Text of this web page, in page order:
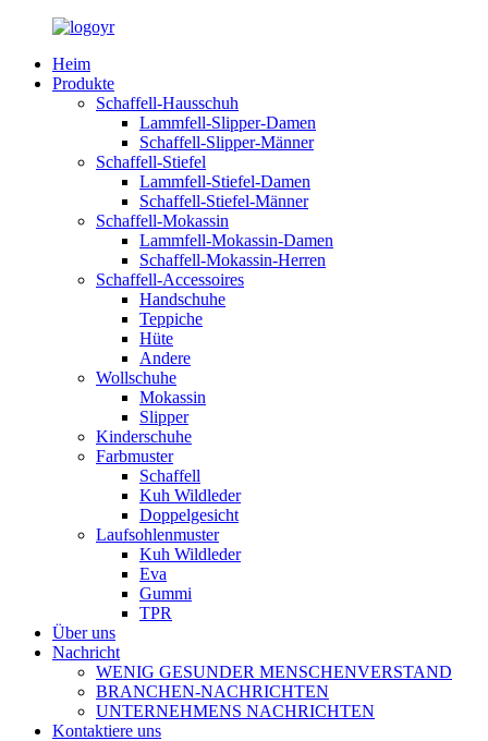
Heim
Produkte
Schaffell-Hausschuh
Lammfell-Slipper-Damen
Schaffell-Slipper-Männer
Schaffell-Stiefel
Lammfell-Stiefel-Damen
Schaffell-Stiefel-Männer
Schaffell-Mokassin
Lammfell-Mokassin-Damen
Schaffell-Mokassin-Herren
Schaffell-Accessoires
Handschuhe
Teppiche
Hüte
Andere
Wollschuhe
Mokassin
Slipper
Kinderschuhe
Farbmuster
Schaffell
Kuh Wildleder
Doppelgesicht
Laufsohlenmuster
Kuh Wildleder
Eva
Gummi
TPR
Über uns
Nachricht
WENIG GESUNDER MENSCHENVERSTAND
BRANCHEN-NACHRICHTEN
UNTERNEHMENS NACHRICHTEN
Kontaktiere uns